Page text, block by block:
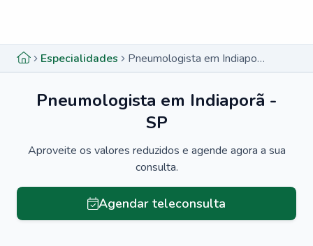
Especialidades Pneumologista em Indiaporã - SP
Pneumologista em Indiaporã -
SP
Aproveite os valores reduzidos e agende agora a sua
consulta.
Agendar teleconsulta